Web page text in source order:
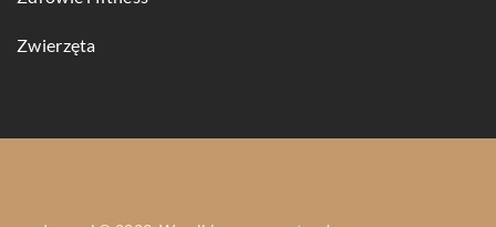
Zwierzęta